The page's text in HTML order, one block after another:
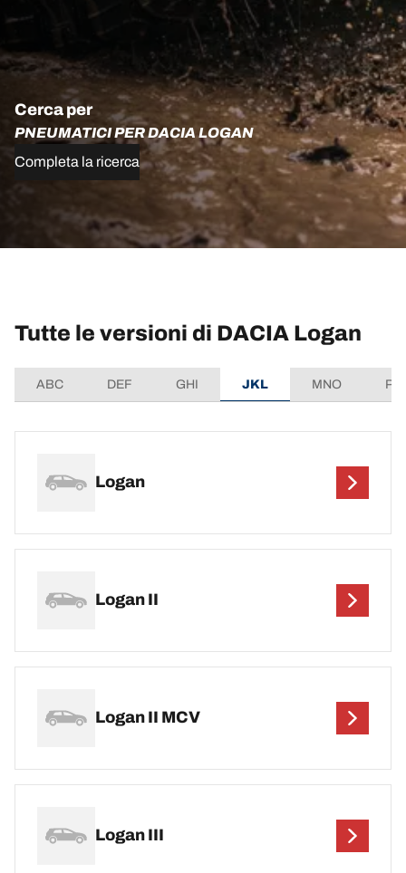
Cerca per
PNEUMATICI PER DACIA LOGAN
Completa la ricerca
Tutte le versioni di DACIA Logan
ABC DEF GHI JKL MNO
Logan
Logan II
Logan II MCV
Logan III